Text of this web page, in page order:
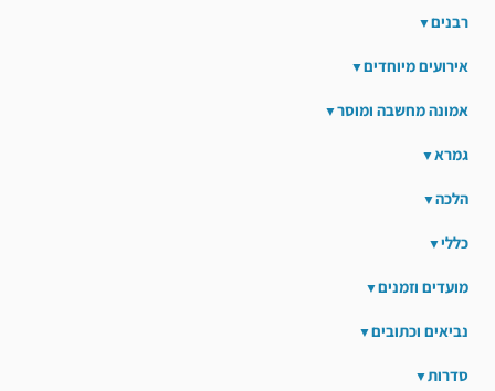
רבנים
אירועים מיוחדים
אמונה מחשבה ומוסר
גמרא
הלכה
כללי
מועדים וזמנים
נביאים וכתובים
סדרות